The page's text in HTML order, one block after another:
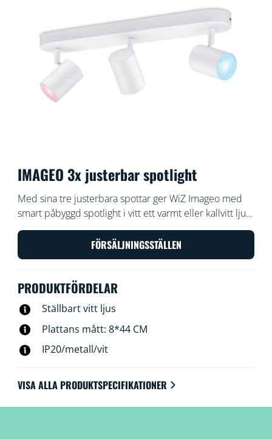
IMAGEO 3x justerbar spotlight
Med sina tre justerbara spottar ger WiZ Imageo med
smart påbyggd spotlight i vitt ett varmt eller kallvitt ljus
för alla rum. Använd med ditt befintliga Wi-Fi för att
styra med WiZ-appen eller din röst.
FÖRSÄLJNINGSSTÄLLEN
PRODUKTFÖRDELAR
Ställbart vitt ljus
Plattans mått: 8*44 CM
IP20/metall/vit
VISA ALLA PRODUKTSPECIFIKATIONER